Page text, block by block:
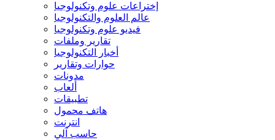
إختراعات علوم وتكنولوجيا
عالم العلوم والتكنولوجيا
فيديو علوم وتكنولوجيا
تقارير وملفات
أخبار التكنولوجيا
حوارات وتقارير
مدونات
ألعاب
تطبيقات
هاتف محمول
انترنت
حاسب آلي